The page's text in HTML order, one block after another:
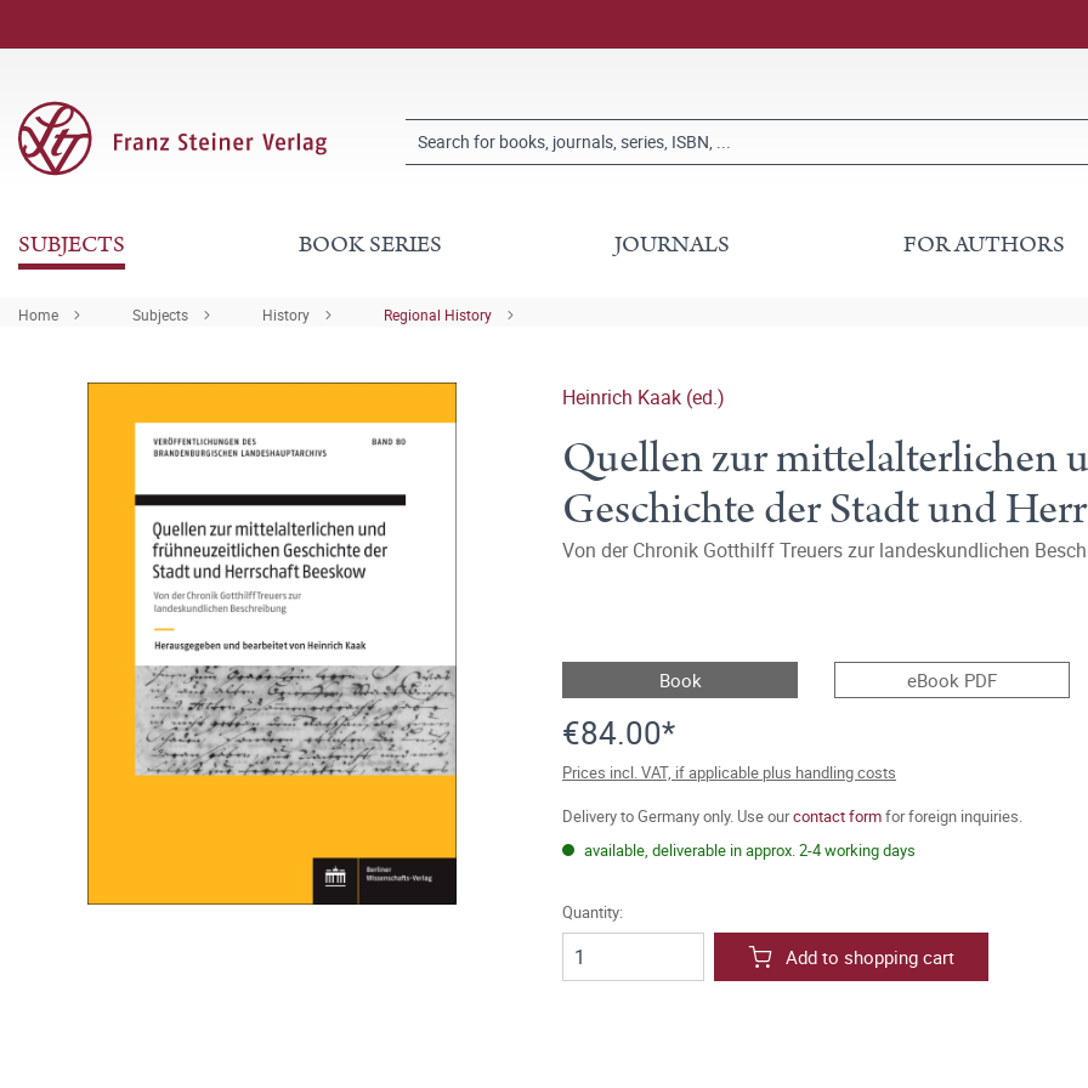
SUBJECTS BOOK SERIES JOURNALS FOR AUTHORS
Home Subjects History Regional History
Heinrich Kaak (ed.)
Quellen zur mittelalterlichen
Geschichte der Stadt und
Von der Chronik Gotthilff Treuers zur landeskundlichen
Book eBook PDF
€84.00*
Prices incl. VAT, if applicable plus handling costs
Delivery to Germany only. Use ourcontact formfor foreign inquiries.
available, deliverable in approx. 2-4 working days
Quantity:
Add to shopping cart